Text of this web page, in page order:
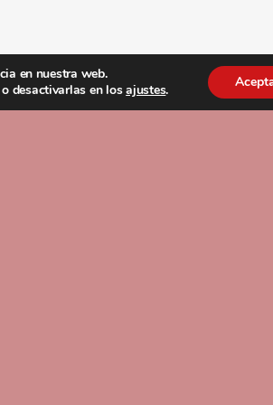
en nuestra web.
o desactivarlas en losajustes.